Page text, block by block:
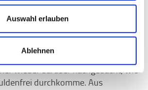
Auswahl erlauben
Ablehnen
mich nicht zu krass zu
ist für die meisten Menschen
Während meines Studiums
wieder darüber nachgedacht, wie
durchkomme. Aus